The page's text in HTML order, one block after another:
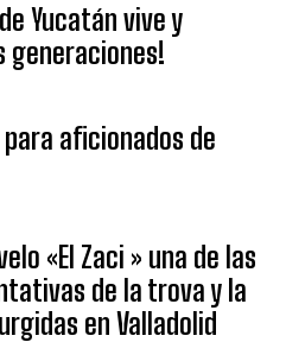
Yucatán vive y
generaciones!
aficionados de
«El Zaci » una de las
de la trova y la
en Valladolid